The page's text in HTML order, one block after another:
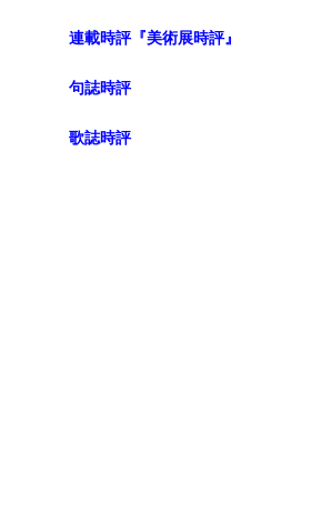
連載時評『美術展時評』
句誌時評
歌誌時評